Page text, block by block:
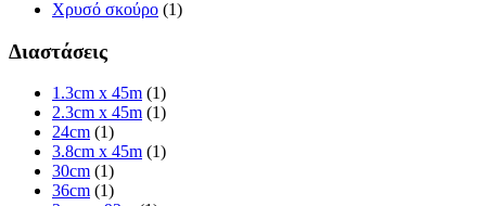
Χρυσό σκούρο (1)
Διαστάσεις
1.3cm x 45m (1)
2.3cm x 45m (1)
24cm (1)
3.8cm x 45m (1)
30cm (1)
36cm (1)